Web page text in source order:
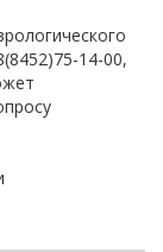
14-00,